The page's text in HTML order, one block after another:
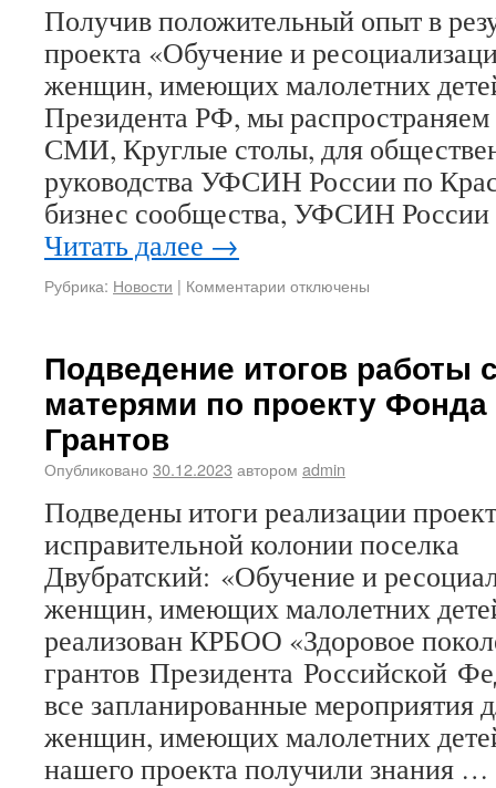
Получив положительный опыт в
проекта «Обучение и
женщин, имеющих малолетних
Президента РФ, мы
СМИ, Круглые столы, для
руководства УФСИН России по
бизнес сообщества, УФСИН
Читать далее →
Рубрика: Новости | Комментарии отключены
Подведение итогов работы
матерями по проекту Фонда
Грантов
Опубликовано 30.12.2023 автором admin
Подведены итоги реализации
исправительной колонии поселка
Двубратский: «Обучение и
женщин, имеющих малолетних
реализован КРБОО «Здоровое
грантов Президента Российской
все запланированные
женщин, имеющих малолетних
нашего проекта получили знания …